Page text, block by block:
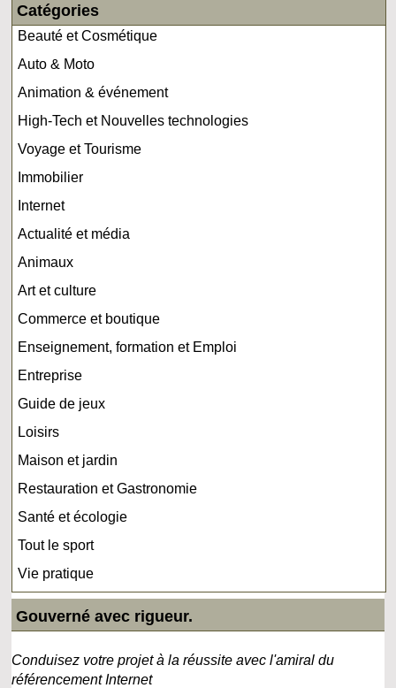
Catégories
Beauté et Cosmétique
Auto & Moto
Animation & événement
High-Tech et Nouvelles technologies
Voyage et Tourisme
Immobilier
Internet
Actualité et média
Animaux
Art et culture
Commerce et boutique
Enseignement, formation et Emploi
Entreprise
Guide de jeux
Loisirs
Maison et jardin
Restauration et Gastronomie
Santé et écologie
Tout le sport
Vie pratique
Gouverné avec rigueur.
Conduisez votre projet à la réussite avec l'amiral du
référencement Internet